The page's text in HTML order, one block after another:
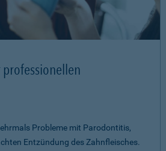
Probleme mit Parodontitis,
Entzündung des Zahnfleisches.